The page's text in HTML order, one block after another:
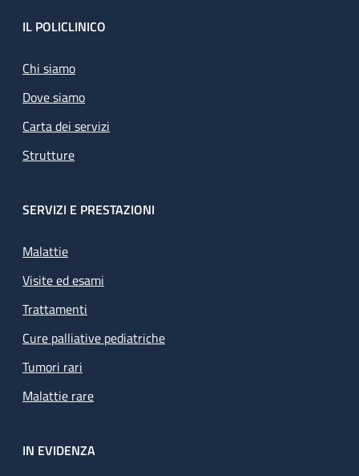
Footer
IL POLICLINICO
Chi siamo
Dove siamo
Carta dei servizi
Strutture
SERVIZI E PRESTAZIONI
Malattie
Visite ed esami
Trattamenti
Cure palliative pediatriche
Tumori rari
Malattie rare
IN EVIDENZA